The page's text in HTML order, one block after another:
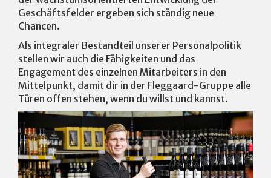
Geschäftsfelder ergeben sich ständig neue
Chancen.
Als integraler Bestandteil unserer Personalpolitik
stellen wir auch die Fähigkeiten und das
Engagement des einzelnen Mitarbeiters in den
Mittelpunkt, damit dir in der Fleggaard-Gruppe alle
Türen offen stehen, wenn du willst und kannst.